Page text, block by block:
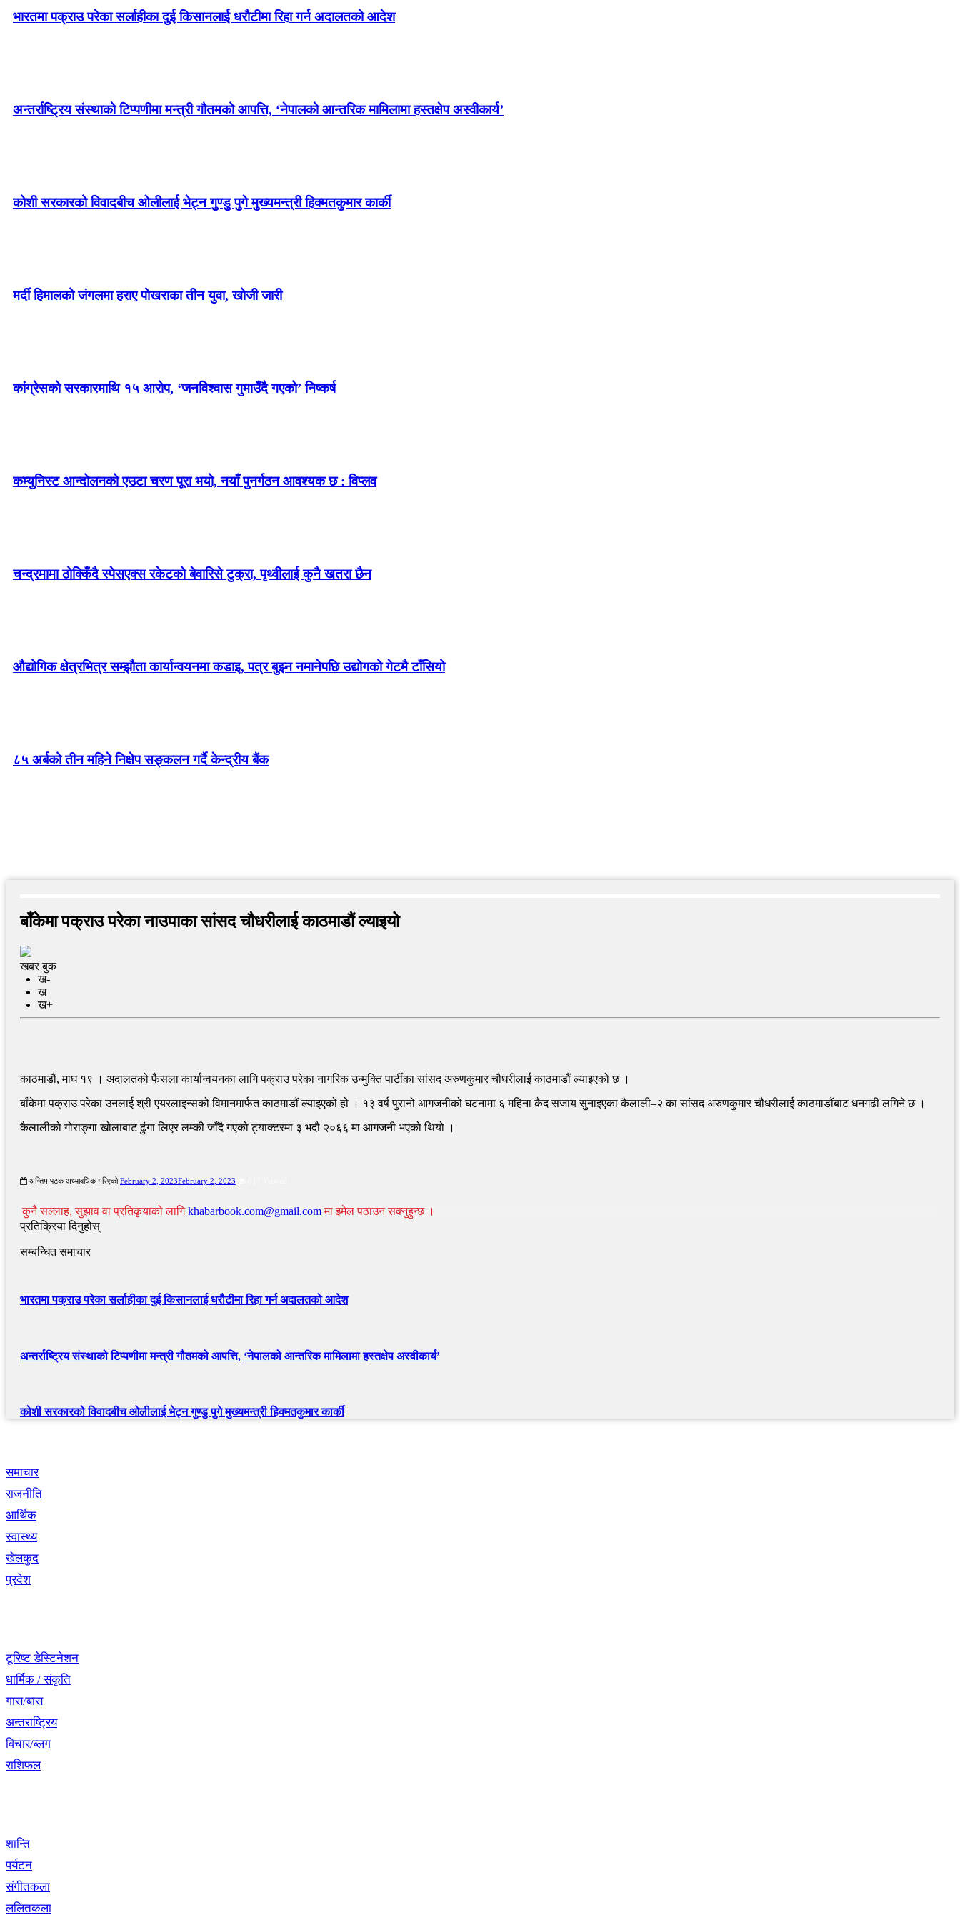
भारतमा पक्राउ परेका सर्लाहीका दुई किसानलाई धरौटीमा रिहा गर्न अदालतको आदेश
अन्तर्राष्ट्रिय संस्थाको टिप्पणीमा मन्त्री गौतमको आपत्ति, ‘नेपालको आन्तरिक मामिलामा हस्तक्षेप अस्वीकार्य’
कोशी सरकारको विवादबीच ओलीलाई भेट्न गुण्डु पुगे मुख्यमन्त्री हिक्मतकुमार कार्की
मर्दी हिमालको जंगलमा हराए पोखराका तीन युवा, खोजी जारी
कांग्रेसको सरकारमाथि १५ आरोप, ‘जनविश्वास गुमाउँदै गएको’ निष्कर्ष
कम्युनिस्ट आन्दोलनको एउटा चरण पूरा भयो, नयाँ पुनर्गठन आवश्यक छ : विप्लव
चन्द्रमामा ठोक्किँदै स्पेसएक्स रकेटको बेवारिसे टुक्रा, पृथ्वीलाई कुनै खतरा छैन
औद्योगिक क्षेत्रभित्र सम्झौता कार्यान्वयनमा कडाइ, पत्र बुझ्न नमानेपछि उद्योगको गेटमै टाँसियो
८५ अर्बको तीन महिने निक्षेप सङ्कलन गर्दै केन्द्रीय बैंक
बाँकेमा पक्राउ परेका नाउपाका सांसद चौधरीलाई काठमाडौं ल्याइयो
खबर बुक
ख-
ख
ख+
काठमाडौं, माघ १९ । अदालतको फैसला कार्यान्वयनका लागि पक्राउ परेका नागरिक उन्मुक्ति पार्टीका सांसद अरुणकुमार चौधरीलाई काठमाडौं ल्याइएको छ ।
बाँकेमा पक्राउ परेका उनलाई श्री एयरलाइन्सको विमानमार्फत काठमाडौं ल्याइएको हो । १३ वर्ष पुरानो आगजनीको घटनामा ६ महिना कैद सजाय सुनाइएका कैलाली–२ का सांसद अरुणकुमार चौधरीलाई काठमाडौंबाट धनगढी लगिने छ ।
कैलालीको गोराङ्गा खोलाबाट ढुंगा लिएर लम्की जाँदै गएको ट्याक्टरमा ३ भदौ २०६६ मा आगजनी भएको थियो ।
अन्तिम पटक अध्यावधिक गरिएको February 2, 2023February 2, 2023
कुनै सल्लाह, सुझाव वा प्रतिकृयाको लागिkhabarbook.com@gmail.comमा इमेल पठाउन सक्नुहुन्छ ।
प्रतिक्रिया दिनुहोस्
सम्बन्धित समाचार
भारतमा पक्राउ परेका सर्लाहीका दुई किसानलाई धरौटीमा रिहा गर्न अदालतको आदेश
अन्तर्राष्ट्रिय संस्थाको टिप्पणीमा मन्त्री गौतमको आपत्ति, ‘नेपालको आन्तरिक मामिलामा हस्तक्षेप अस्वीकार्य’
कोशी सरकारको विवादबीच ओलीलाई भेट्न गुण्डु पुगे मुख्यमन्त्री हिक्मतकुमार कार्की
समाचार
राजनीति
आर्थिक
स्वास्थ्य
खेलकुद
प्रदेश
टूरिष्ट डेस्टिनेशन
धार्मिक / संकृति
गास/बास
अन्तराष्ट्रिय
विचार/ब्लग
राशिफल
शान्ति
पर्यटन
संगीतकला
ललितकला